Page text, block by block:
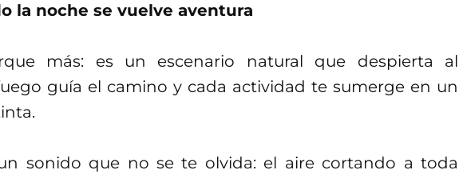
la noche se vuelve aventura
más: es un escenario natural que despierta al
guía el camino y cada actividad te sumerge en un
sonido que no se te olvida: el aire cortando a toda